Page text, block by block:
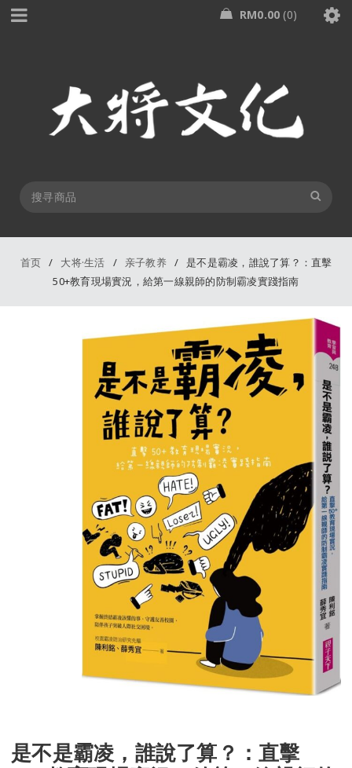
RM0.00 0
首页 / 大将·生活 / 亲子教养 / 是不是霸凌，誰說了算？：直擊
50+教育現場實況，給第一線親師的防制霸凌實踐指南
是不是霸凌，誰說了算？：直擊